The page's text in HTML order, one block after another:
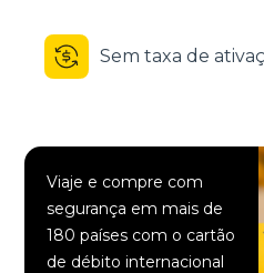
Sem taxa de
Viaje e compre com
segurança em mais de
180 países com o cartão
de débito internacional